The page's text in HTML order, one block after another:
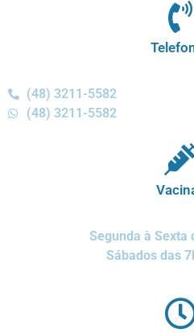
(48) 3211-5582
(48) 3211-5582
Segunda à Sexta
Sábados das